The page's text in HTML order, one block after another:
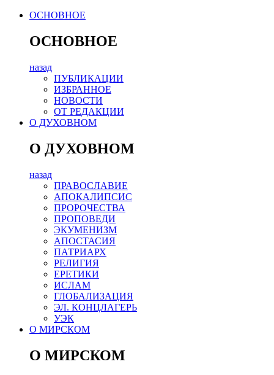
ОСНОВНОЕ
ОСНОВНОЕ
назад
ПУБЛИКАЦИИ
ИЗБРАННОЕ
НОВОСТИ
ОТ РЕДАКЦИИ
О ДУХОВНОМ
О ДУХОВНОМ
назад
ПРАВОСЛАВИЕ
АПОКАЛИПСИС
ПРОРОЧЕСТВА
ПРОПОВЕДИ
ЭКУМЕНИЗМ
АПОСТАСИЯ
ПАТРИАРХ
РЕЛИГИЯ
ЕРЕТИКИ
ИСЛАМ
ГЛОБАЛИЗАЦИЯ
ЭЛ. КОНЦЛАГЕРЬ
УЭК
О МИРСКОМ
О МИРСКОМ